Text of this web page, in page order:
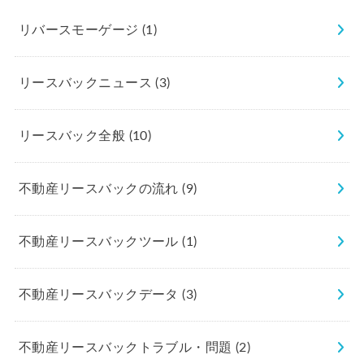
リバースモーゲージ (1)
リースバックニュース(3)
リースバック全般 (10)
不動産リースバックの流れ(9)
不動産リースバックツール(1)
不動産リースバックデータ(3)
不動産リースバックトラブル・問題 (2)